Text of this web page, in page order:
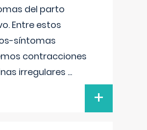
del parto
Entre estos
síntomas
contracciones
irregulares ...
+